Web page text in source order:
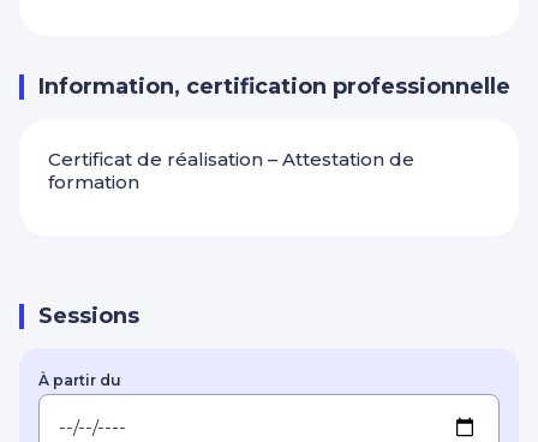
Information, certification professionnelle
Certificat de réalisation – Attestation de
formation
Sessions
À partir du